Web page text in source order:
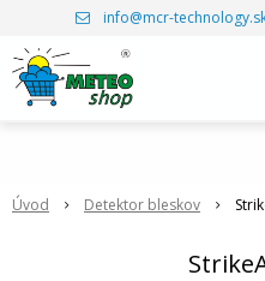
info@mcr-
Úvod Detektor bleskov